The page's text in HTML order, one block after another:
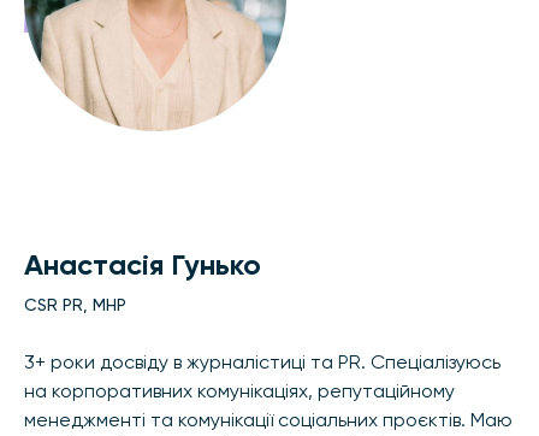
Анастасія Гунько
CSR PR, MHP
3+ роки досвіду в журналістиці та PR. Спеціалізуюсь
на корпоративних комунікаціях, репутаційному
менеджменті та комунікації соціальних проєктів. Маю